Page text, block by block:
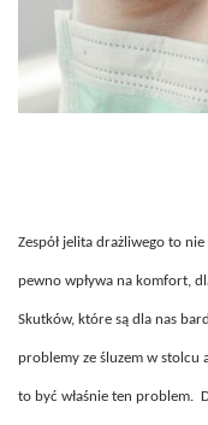
Zespół jelita drażliwego to
pewno wpływa na komfort,
Skutków, które są dla nas
problemy ze śluzem w stolcu
to być właśnie ten problem.